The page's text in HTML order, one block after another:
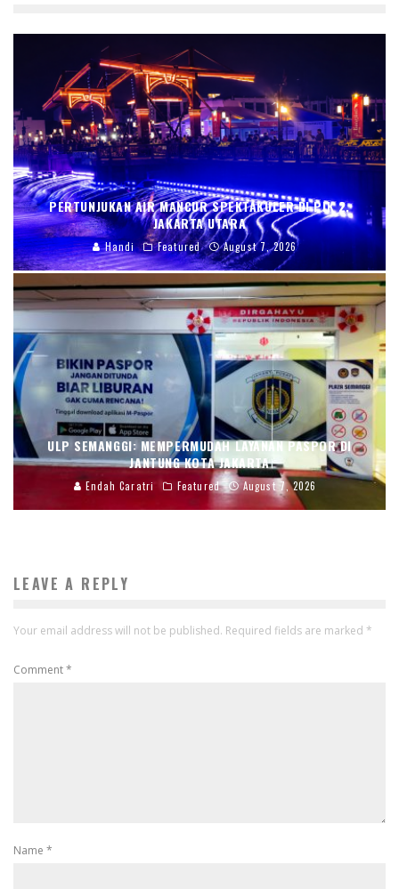
PERTUNJUKAN AIR MANCUR SPEKTAKULER DI PIK 2,
JAKARTA UTARA
Handi Featured August 7, 2026
ULP SEMANGGI: MEMPERMUDAH LAYANAN PASPOR DI
JANTUNG KOTA JAKARTA
Endah Caratri Featured August 7, 2026
LEAVE A REPLY
Your email address will not be published. Required fields are marked *
Comment*
Name *